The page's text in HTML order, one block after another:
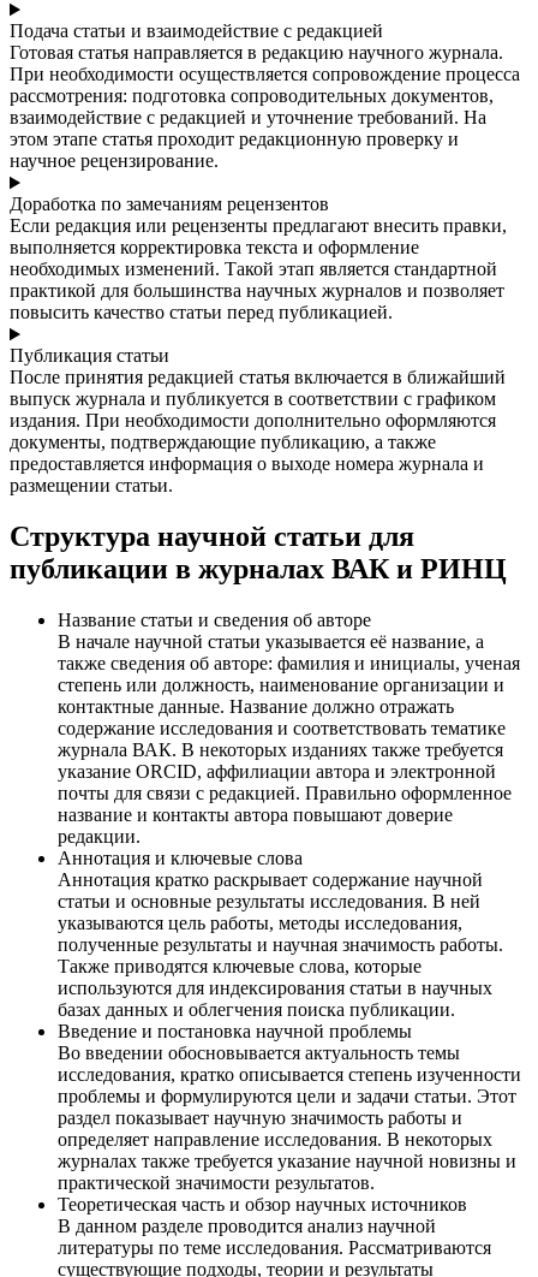
Подача статьи и взаимодействие с редакцией
Готовая статья направляется в редакцию научного журнала.
При необходимости осуществляется сопровождение процесса
рассмотрения: подготовка сопроводительных документов,
взаимодействие с редакцией и уточнение требований. На
этом этапе статья проходит редакционную проверку и
научное рецензирование.
Доработка по замечаниям рецензентов
Если редакция или рецензенты предлагают внесить правки,
выполняется корректировка текста и оформление
необходимых изменений. Такой этап является стандартной
практикой для большинства научных журналов и позволяет
повысить качество статьи перед публикацией.
Публикация статьи
После принятия редакцией статья включается в ближайший
выпуск журнала и публикуется в соответствии с графиком
издания. При необходимости дополнительно оформляются
документы, подтверждающие публикацию, а также
предоставляется информация о выходе номера журнала и
размещении статьи.
Структура научной статьи для
публикации в журналах ВАК и РИНЦ
Название статьи и сведения об авторе
В начале научной статьи указывается её название, а
также сведения об авторе: фамилия и инициалы, ученая
степень или должность, наименование организации и
контактные данные. Название должно отражать
содержание исследования и соответствовать тематике
журнала ВАК. В некоторых изданиях также требуется
указание ORCID, аффилиации автора и электронной
почты для связи с редакцией. Правильно оформленное
название и контакты автора повышают доверие
редакции.
Аннотация и ключевые слова
Аннотация кратко раскрывает содержание научной
статьи и основные результаты исследования. В ней
указываются цель работы, методы исследования,
полученные результаты и научная значимость работы.
Также приводятся ключевые слова, которые
используются для индексирования статьи в научных
базах данных и облегчения поиска публикации.
Введение и постановка научной проблемы
Во введении обосновывается актуальность темы
исследования, кратко описывается степень изученности
проблемы и формулируются цели и задачи статьи. Этот
раздел показывает научную значимость работы и
определяет направление исследования. В некоторых
журналах также требуется указание научной новизны и
практической значимости результатов.
Теоретическая часть и обзор научных источников
В данном разделе проводится анализ научной
литературы по теме исследования. Рассматриваются
существующие подходы, теории и результаты